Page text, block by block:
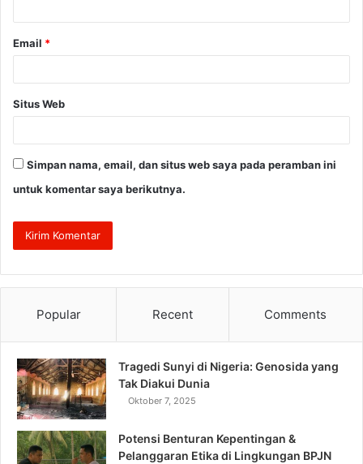
Email *
Situs Web
Simpan nama, email, dan situs web saya pada peramban ini
untuk komentar saya berikutnya.
Popular Recent Comments
Tragedi Sunyi di Nigeria: Genosida yang
Tak Diakui Dunia
Oktober 7, 2025
Potensi Benturan Kepentingan &
Pelanggaran Etika di Lingkungan BPJN